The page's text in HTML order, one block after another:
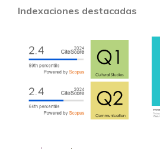
Indexaciones destacadas